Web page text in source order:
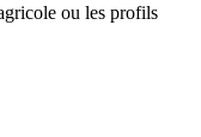
ou les profils